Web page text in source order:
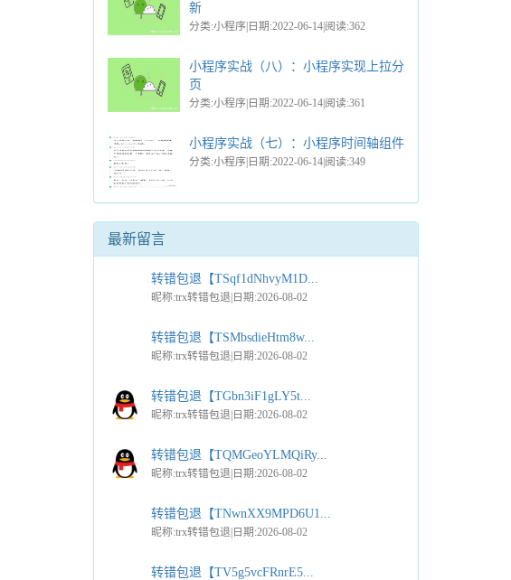
新
分类:小程序|日期:2022-06-14|阅读:362
小程序实战（八）：小程序实现上拉分
页
分类:小程序|日期:2022-06-14|阅读:361
小程序实战（七）：小程序时间轴组件
分类:小程序|日期:2022-06-14|阅读:349
最新留言
转错包退【TSqf1dNhvyM1D...
昵称:trx转错包退|日期:2026-08-02
转错包退【TSMbsdieHtm8w...
昵称:trx转错包退|日期:2026-08-02
转错包退【TGbn3iF1gLY5t...
昵称:trx转错包退|日期:2026-08-02
转错包退【TQMGeoYLMQiRy...
昵称:trx转错包退|日期:2026-08-02
转错包退【TNwnXX9MPD6U1...
昵称:trx转错包退|日期:2026-08-02
转错包退【TV5g5vcFRnrE5...